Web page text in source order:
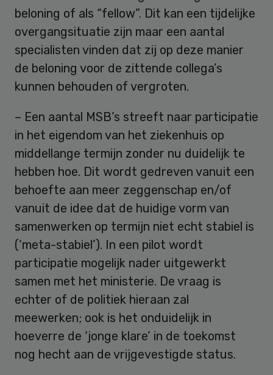
beloning of als “fellow”. Dit kan een tijdelijke
overgangsituatie zijn maar een aantal
specialisten vinden dat zij op deze manier
de beloning voor de zittende collega’s
kunnen behouden of vergroten.
– Een aantal MSB’s streeft naar participatie
in het eigendom van het ziekenhuis op
middellange termijn zonder nu duidelijk te
hebben hoe. Dit wordt gedreven vanuit een
behoefte aan meer zeggenschap en/of
vanuit de idee dat de huidige vorm van
samenwerken op termijn niet echt stabiel is
(‘meta-stabiel’). In een pilot wordt
participatie mogelijk nader uitgewerkt
samen met het ministerie. De vraag is
echter of de politiek hieraan zal
meewerken; ook is het onduidelijk in
hoeverre de ‘jonge klare’ in de toekomst
nog hecht aan de vrijgevestigde status.